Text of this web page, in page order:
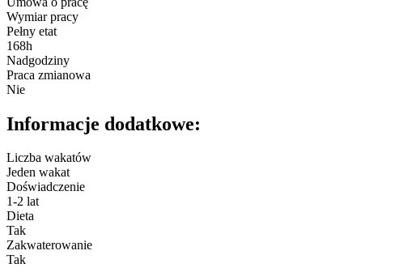
Wymiar pracy
Pełny etat
168h
Nadgodziny
Praca zmianowa
Nie
Informacje dodatkowe:
Liczba wakatów
Jeden wakat
Doświadczenie
1-2 lat
Dieta
Tak
Zakwaterowanie
Tak